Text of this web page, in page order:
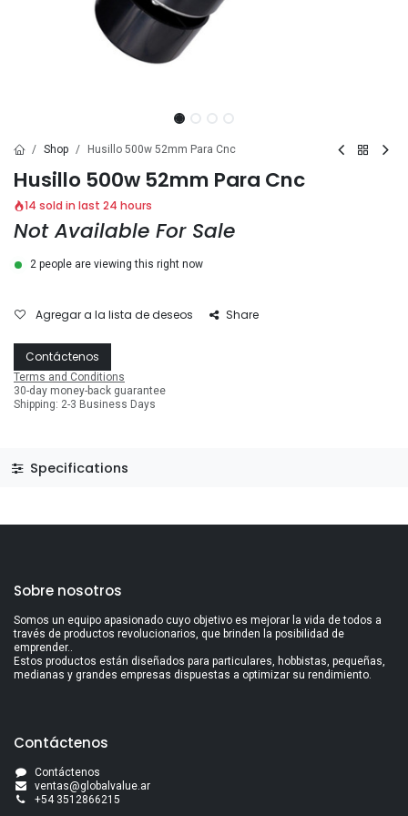
Shop Husillo 500w 52mm Para Cnc
Husillo 500w 52mm Para Cnc
14 sold in last 24 hours
Not Available For Sale
2 people are viewing this right now
Agregar a la lista de deseos Share
Contáctenos
Terms and Conditions
30-day money-back guarantee
Shipping: 2-3 Business Days
Specifications
Sobre nosotros
Somos un equipo apasionado cuyo objetivo es mejorar la vida de todos a
través de productos revolucionarios, que brinden la posibilidad de
emprender..
Estos productos están diseñados para particulares, hobbistas, pequeñas,
medianas y grandes empresas dispuestas a optimizar su rendimiento.
Contáctenos
Contáctenos
ventas@globalvalue.ar
+54 3512866215